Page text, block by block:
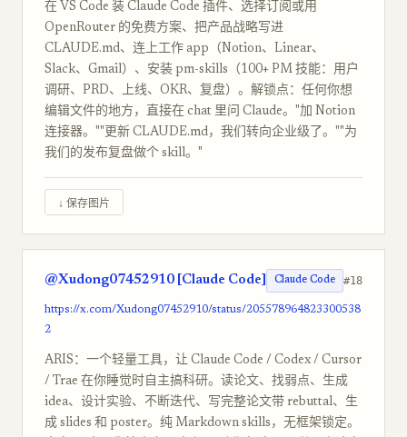
在 VS Code 装 Claude Code 插件、选择订阅或用
OpenRouter 的免费方案、把产品战略写进
CLAUDE.md、连上工作 app（Notion、Linear、
Slack、Gmail）、安装 pm-skills（100+ PM 技能：用户
调研、PRD、上线、OKR、复盘）。解锁点：任何你想
编辑文件的地方，直接在 chat 里问 Claude。"加 Notion
连接器。""更新 CLAUDE.md，我们转向企业级了。""为
我们的发布复盘做个 skill。"
↓ 保存图片
@Xudong07452910 [Claude Code] Claude Code #18
https://x.com/Xudong07452910/status/205578964823300538
2
ARIS：一个轻量工具，让 Claude Code / Codex / Cursor
/ Trae 在你睡觉时自主搞科研。读论文、找弱点、生成
idea、设计实验、不断迭代、写完整论文带 rebuttal、生
成 slides 和 poster。纯 Markdown skills，无框架锁定。